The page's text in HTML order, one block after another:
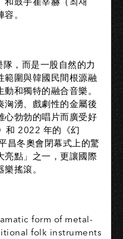
。
，而是一股自然的力
範圍與韓國民間根源融
和獨特的融合音樂。
洶湧、戲劇性的金屬後
心勃勃的唱片而廣受好
和 2022 年的《幻
昌冬奧會閉幕式上的驚
亮點」之一，更讓國際
搖滾。
form of metal-
folk instruments